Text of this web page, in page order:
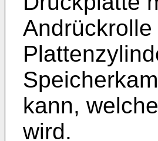
kann,
wird.